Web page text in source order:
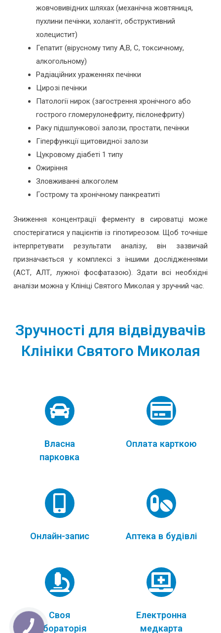
жовчовивідних шляхах (механічна жовтяниця,
пухлини печінки, холангіт, обструктивний
холецистит)
Гепатит (вірусному типу А,В, С, токсичному,
алкогольному)
Радіаційних ураженнях печінки
Цирозі печінки
Патології нирок (загострення хронічного або
гострого гломерулонефриту, пієлонефриту)
Раку підшлункової залози, простати, печінки
Гіперфункції щитовидної залози
Цукровому діабеті 1 типу
Ожиріння
Зловживанні алкоголем
Гострому та хронічному панкреатиті
Зниження концентрації ферменту в сироватці може
спостерігатися у пацієнтів із гіпотиреозом. Щоб точніше
інтерпретувати результати аналізу, він зазвичай
призначається у комплексі з іншими дослідженнями
(АСТ, АЛТ, лужної фосфатазою). Здати всі необхідні
аналізи можна у Клініці Святого Миколая у зручний час.
Зручності для відвідувачів
Клініки Святого Миколая
Власна
парковка
Оплата карткою
Онлайн-запис Аптека в будівлі
Своя
лабораторія
Електронна
медкарта